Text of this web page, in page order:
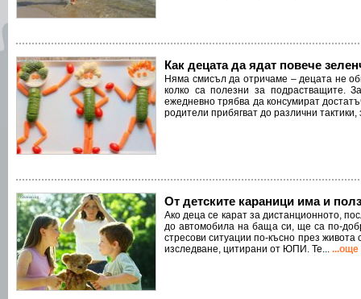
Как децата да ядат повече
Няма смисъл да отричаме – децата не
колко са полезни за подрастващите.
ежедневно трябва да консумират
родители прибягват до различни тактики,
Oт детските караници има и
Ако деца се карат за дистанционното,
до автомобила на баща си, ще са по-
стресови ситуации по-късно през живота
изследване, цитирани от ЮПИ. Те... ...още